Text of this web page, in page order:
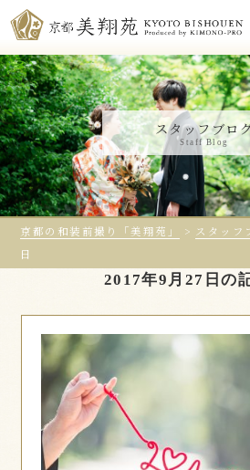
スタッフブロ
Staff Blog
京都の和装前撮り「美翔苑」 > スタッフ
日
2017年9月27日の